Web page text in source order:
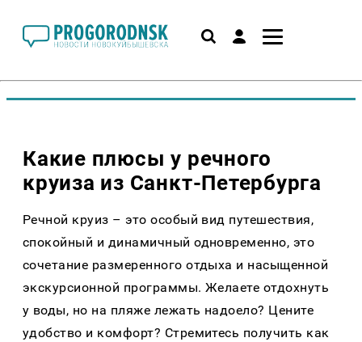
Какие плюсы у речного
круиза из Санкт-Петербурга
Речной круиз – это особый вид путешествия,
спокойный и динамичный одновременно, это
сочетание размеренного отдыха и насыщенной
экскурсионной программы. Желаете отдохнуть
у воды, но на пляже лежать надоело? Цените
удобство и комфорт? Стремитесь получить как